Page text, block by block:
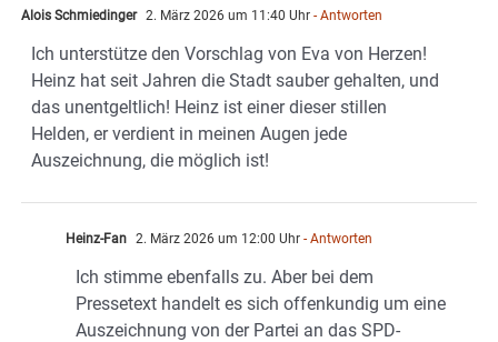
Alois Schmiedinger 2. März 2026 um 11:40 Uhr - Antworten
Ich unterstütze den Vorschlag von Eva von Herzen!
Heinz hat seit Jahren die Stadt sauber gehalten, und
das unentgeltlich! Heinz ist einer dieser stillen
Helden, er verdient in meinen Augen jede
Auszeichnung, die möglich ist!
Heinz-Fan 2. März 2026 um 12:00 Uhr - Antworten
Ich stimme ebenfalls zu. Aber bei dem
Pressetext handelt es sich offenkundig um eine
Auszeichnung von der Partei an das SPD-